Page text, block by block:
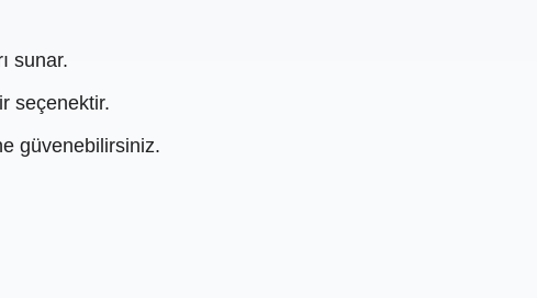
sunar.
seçenektir.
güvenebilirsiniz.